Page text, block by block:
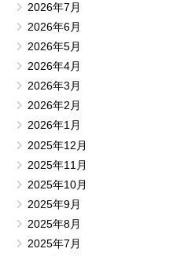
2026年7月
2026年6月
2026年5月
2026年4月
2026年3月
2026年2月
2026年1月
2025年12月
2025年11月
2025年10月
2025年9月
2025年8月
2025年7月